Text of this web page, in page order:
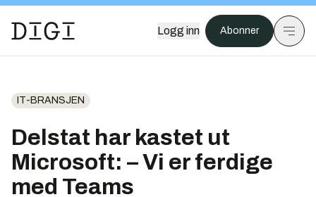
Logg inn Abonner
IT-BRANSJEN
Delstat har kastet ut
Microsoft: – Vi er ferdige
med Teams